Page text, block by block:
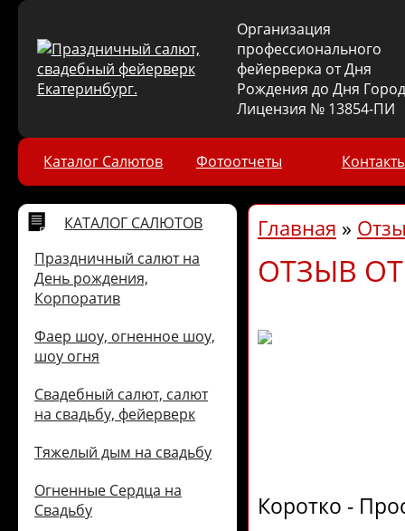
Организация
профессионального
фейерверка от Дня
Рождения до Дня
Лицензия № 13854-ПИ
Каталог Салютов Фотоотчеты
КАТАЛОГ САЛЮТОВ
Праздничный салют на
День рождения,
Корпоратив
Фаер шоу, огненное шоу,
шоу огня
Свадебный салют, салют
на свадьбу, фейерверк
Тяжелый дым на свадьбу
Огненные Сердца на
Свадьбу
Главная »
ОТЗЫВ
Коротко -